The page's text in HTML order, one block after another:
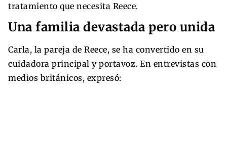
tratamiento que necesita Reece.
Una familia devastada pero unida
Carla, la pareja de Reece, se ha convertido en su
cuidadora principal y portavoz. En entrevistas con
medios británicos, expresó: